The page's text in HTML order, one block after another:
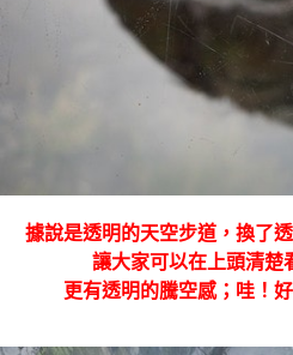
據說是透明的天空步道，換了
讓大家可以在上頭清楚
更有透明的騰空感；哇！